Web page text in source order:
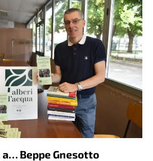
a… Beppe Gnesotto